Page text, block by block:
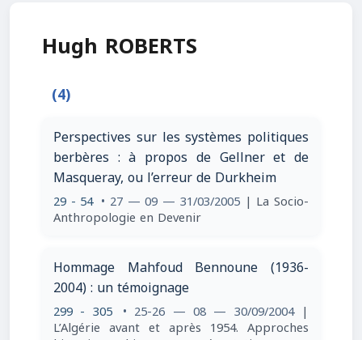
Hugh ROBERTS
(4)
Perspectives sur les systèmes politiques
berbères : à propos de Gellner et de
Masqueray, ou l’erreur de Durkheim
29 - 54 • 27 — 09 — 31/03/2005 | La Socio-
Anthropologie en Devenir
Hommage Mahfoud Bennoune (1936-
2004) : un témoignage
299 - 305 • 25-26 — 08 — 30/09/2004 |
L’Algérie avant et après 1954. Approches